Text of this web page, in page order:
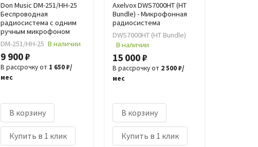
Don Music DM-251/HH-25
Беспроводная
радиосистема с одним
ручным микрофоном
DM-251/HH-25 В наличии
9 900 ₽
В рассрочку от 1 650 ₽/
мес
В корзину
Купить в 1 клик
Axelvox DWS7000HT (HT
Bundle) - Микрофонная
радиосистема
DWS7000HT (HT Bundle)
В наличии
15 000 ₽
В рассрочку от 2 500 ₽/
мес
В корзину
Купить в 1 клик